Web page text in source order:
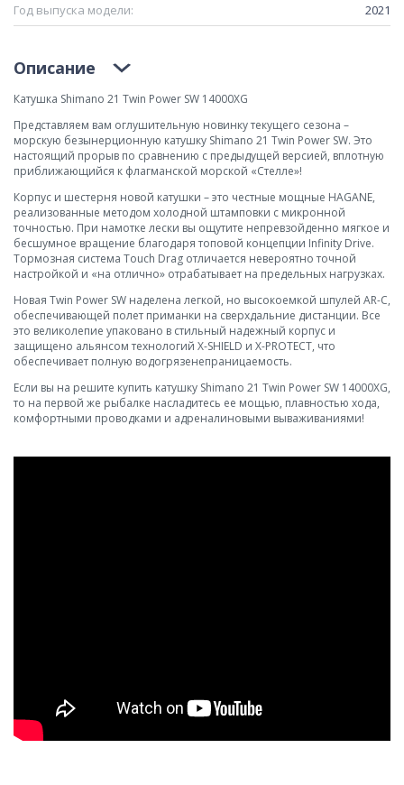
Год выпуска модели:
2021
Описание
Катушка Shimano 21 Twin Power SW 14000XG
Представляем вам оглушительную новинку текущего сезона –
морскую безынерционную катушку Shimano 21 Twin Power SW. Это
настоящий прорыв по сравнению с предыдущей версией, вплотную
приближающийся к флагманской морской «Стелле»!
Корпус и шестерня новой катушки – это честные мощные HAGANE,
реализованные методом холодной штамповки с микронной
точностью. При намотке лески вы ощутите непревзойденно мягкое и
бесшумное вращение благодаря топовой концепции Infinity Drive.
Тормозная система Touch Drag отличается невероятно точной
настройкой и «на отлично» отрабатывает на предельных нагрузках.
Новая Twin Power SW наделена легкой, но высокоемкой шпулей AR-C,
обеспечивающей полет приманки на сверхдальние дистанции. Все
это великолепие упаковано в стильный надежный корпус и
защищено альянсом технологий X-SHIELD и X-PROTECT, что
обеспечивает полную водогрязенепраницаемость.
Если вы на решите купить катушку Shimano 21 Twin Power SW 14000XG,
то на первой же рыбалке насладитесь ее мощью, плавностью хода,
комфортными проводками и адреналиновыми вываживаниями!